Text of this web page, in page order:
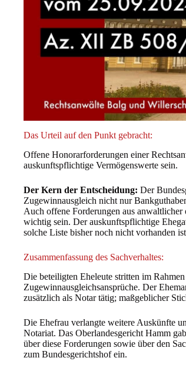
Das Urteil auf den Punkt gebracht:
Offene Honorarforderungen einer
auskunftspflichtige Vermögenswerte sein.
Der Kern der Entscheidung: Der
Zugewinnausgleich nicht nur
Auch offene Forderungen aus
wichtig sein. Der auskunftspflichtige
solche Liste bisher noch nicht vorhanden
Zusammenfassung des Sachverhaltes:
Die beteiligten Eheleute stritten im
Zugewinnausgleichsansprüche. Der
zusätzlich als Notar tätig; maßgeblicher
Die Ehefrau verlangte weitere Auskünfte
Notariat. Das Oberlandesgericht Hamm
über diese Forderungen sowie über den
zum Bundesgerichtshof ein.